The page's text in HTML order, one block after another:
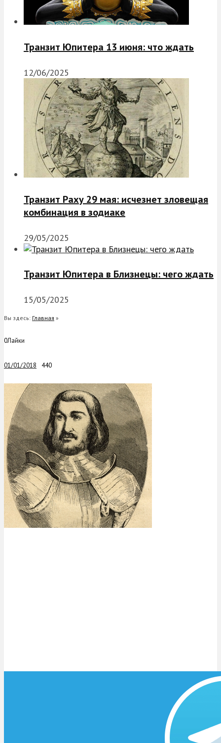
Транзит Юпитера 13 июня: что ждать
12/06/2025
Транзит Раху 29 мая: исчезнет зловещая
комбинация в зодиаке
29/05/2025
Транзит Юпитера в Близнецы: чего ждать
15/05/2025
Вы здесь: Главная »
0Лайки
01/01/2018 440